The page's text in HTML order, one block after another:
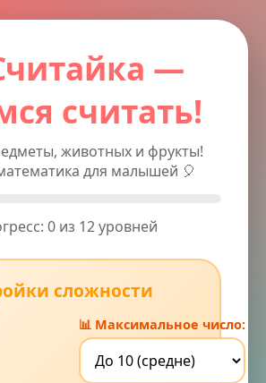
—
считать!
животных и фрукты!
для малышей 🎈
0 из 12 уровней
сложности
📊 Максимальное число: